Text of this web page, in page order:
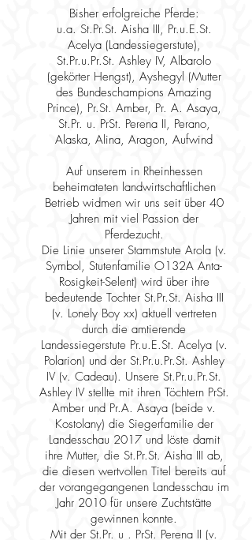
Bisher erfolgreiche Pferde:
u.a. St.Pr.St. Aisha III, Pr.u.E.St.
Acelya (Landessiegerstute),
St.Pr.u.Pr.St. Ashley IV, Albarolo
(gekörter Hengst), Ayshegyl (Mutter
des Bundeschampions Amazing
Prince), Pr.St. Amber, Pr. A. Asaya,
St.Pr. u. PrSt. Perena II, Perano,
Alaska, Alina, Aragon, Aufwind
Auf unserem in Rheinhessen
beheimateten landwirtschaftlichen
Betrieb widmen wir uns seit über 40
Jahren mit viel Passion der
Pferdezucht.
Die Linie unserer Stammstute Arola (v.
Symbol, Stutenfamilie O132A Anta-
Rosigkeit-Selent) wird über ihre
bedeutende Tochter St.Pr.St. Aisha III
(v. Lonely Boy xx) aktuell vertreten
durch die amtierende
Landessiegerstute Pr.u.E.St. Acelya (v.
Polarion) und der St.Pr.u.Pr.St. Ashley
IV (v. Cadeau). Unsere St.Pr.u.Pr.St.
Ashley IV stellte mit ihren Töchtern PrSt.
Amber und Pr.A. Asaya (beide v.
Kostolany) die Siegerfamilie der
Landesschau 2017 und löste damit
ihre Mutter, die St.Pr.St. Aisha III ab,
die diesen wertvollen Titel bereits auf
der vorangegangenen Landesschau im
Jahr 2010 für unsere Zuchtstätte
gewinnen konnte.
Mit der St.Pr. u . PrSt. Perena II (v.